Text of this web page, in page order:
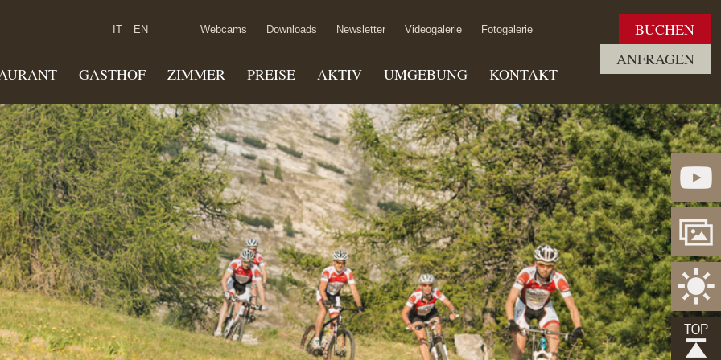
IT EN Webcams Downloads Newsletter Videogalerie Fotogalerie
BUCHEN
ANFRAGEN
GASTHOF ZIMMER PREISE AKTIV UMGEBUNG KONTAKT